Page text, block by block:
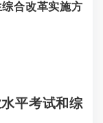
合改革实施方
平考试和综